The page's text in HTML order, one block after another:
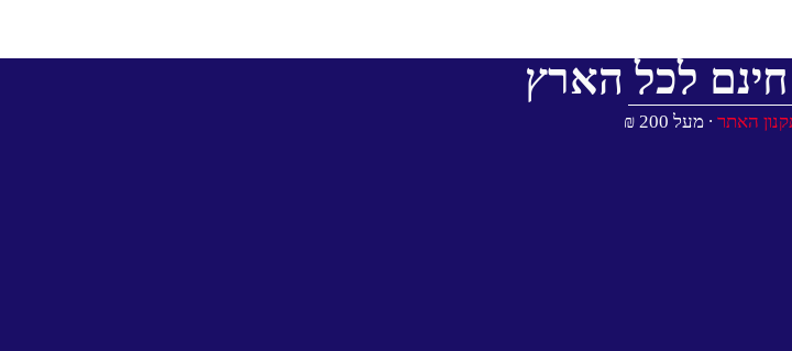
לכל הארץ
האתר ∙ מעל 200 ₪